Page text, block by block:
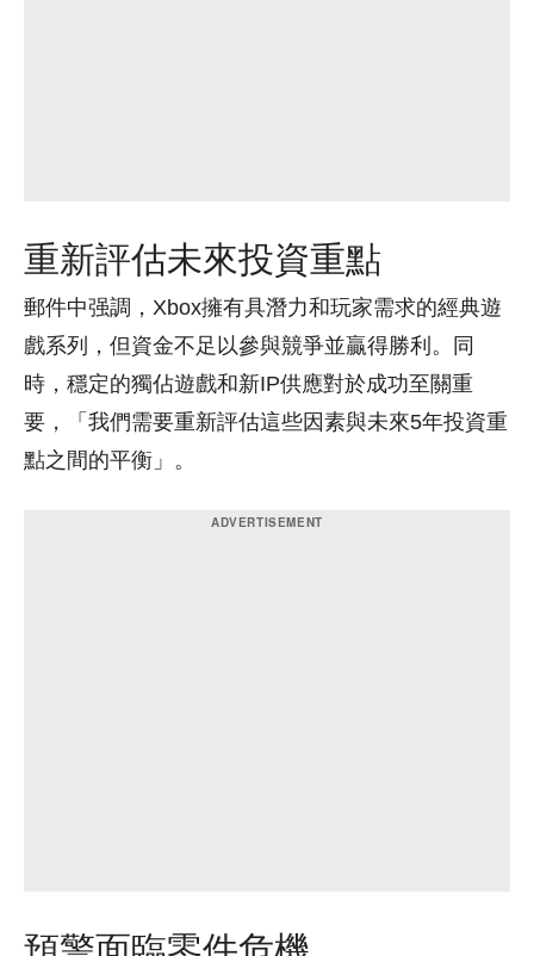
重新評估未來投資重點
郵件中强調，Xbox擁有具潛力和玩家需求的經典遊
戲系列，但資金不足以參與競爭並贏得勝利。同
時，穩定的獨佔遊戲和新IP供應對於成功至關重
要，「我們需要重新評估這些因素與未來5年投資重
點之間的平衡」。